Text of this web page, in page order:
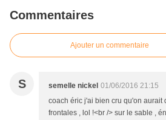
Commentaires
Ajouter un commentaire
S semelle nickel 01/06/2016 21:15
coach éric j'ai bien cru qu'on aurait
frontales , lol !<br /> sur le sable ,